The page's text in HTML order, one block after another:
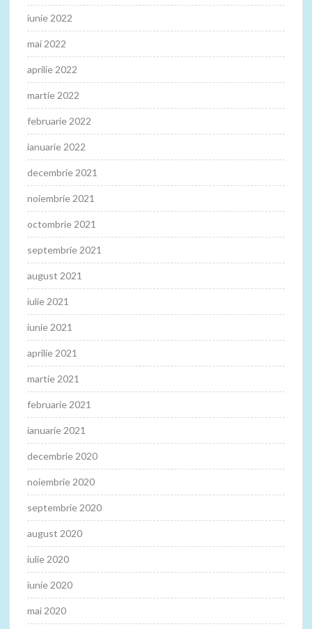
iunie 2022
mai 2022
aprilie 2022
martie 2022
februarie 2022
ianuarie 2022
decembrie 2021
noiembrie 2021
octombrie 2021
septembrie 2021
august 2021
iulie 2021
iunie 2021
aprilie 2021
martie 2021
februarie 2021
ianuarie 2021
decembrie 2020
noiembrie 2020
septembrie 2020
august 2020
iulie 2020
iunie 2020
mai 2020